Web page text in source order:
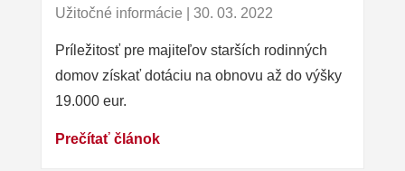
Užitočné informácie | 30. 03. 2022
Príležitosť pre majiteľov starších rodinných
domov získať dotáciu na obnovu až do výšky
19.000 eur.
Prečítať článok